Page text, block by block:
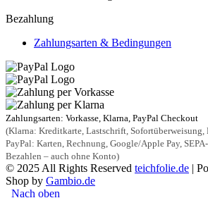
Bezahlung
Zahlungsarten & Bedingungen
Zahlungsarten: Vorkasse, Klarna, PayPal Checkout
(Klarna: Kreditkarte, Lastschrift, Sofortüberweisung,
PayPal: Karten, Rechnung, Google/Apple Pay,
Bezahlen – auch ohne Konto)
© 2025 All Rights Reserved teichfolie.de |
Shop by Gambio.de
Nach oben